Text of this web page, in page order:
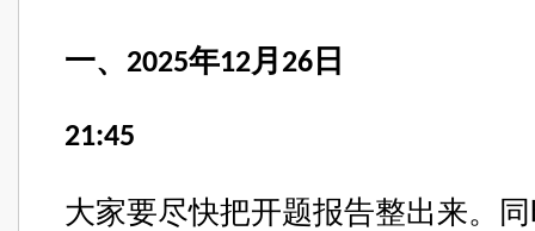
一、 2025年12月 26 日
21:45
大家要尽快把开题报告整出来。